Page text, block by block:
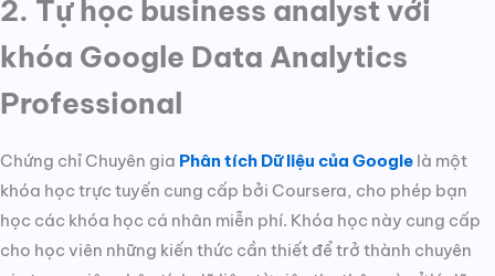
2. Tự học business analyst với
khóa Google Data Analytics
Professional
Chứng chỉ Chuyên gia Phân tích Dữ liệu của Google là một
khóa học trực tuyến cung cấp bởi Coursera, cho phép bạn
học các khóa học cá nhân miễn phí. Khóa học này cung cấp
cho học viên những kiến thức cần thiết để trở thành chuyên